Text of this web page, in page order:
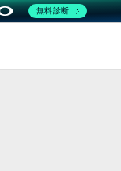
無料診断